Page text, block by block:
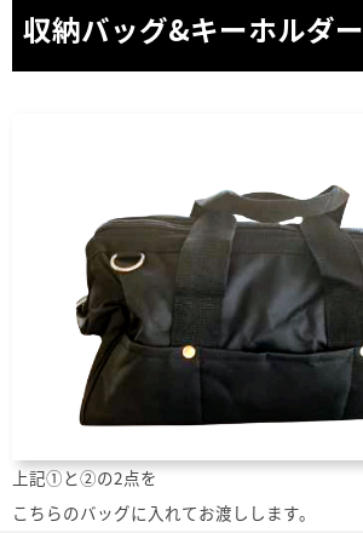
収納バッグ&キーホルダー
上記①と②の2点を
こちらのバッグに入れてお渡しします。